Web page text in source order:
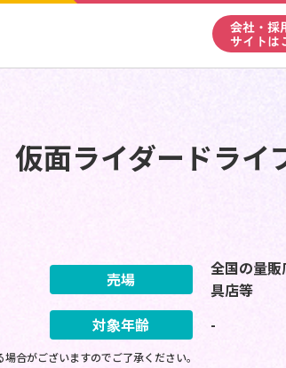
会社・採
サイトは
面ライダードライ
売場
全国の量
具店等
対象年齢 -
合がございますのでご了承ください。